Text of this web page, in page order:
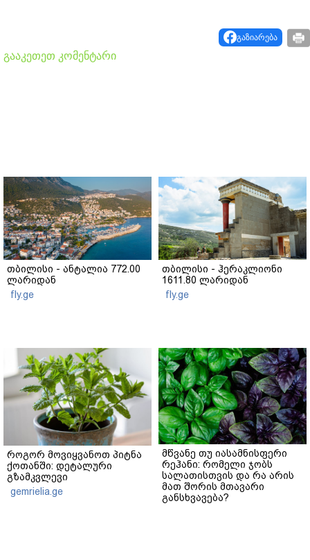
გაზიარება
გააკეთეთ კომენტარი
თბილისი - ანტალია 772.00
ლარიდან
fly.ge
თბილისი - ჰერაკლიონი
1611.80 ლარიდან
fly.ge
როგორ მოვიყვანოთ პიტნა
ქოთანში: დეტალური
გზამკვლევი
gemrielia.ge
მწვანე თუ იასამნისფერი
რეჰანი: რომელი ჯობს
სალათისთვის და რა არის
მათ შორის მთავარი
განსხვავება?